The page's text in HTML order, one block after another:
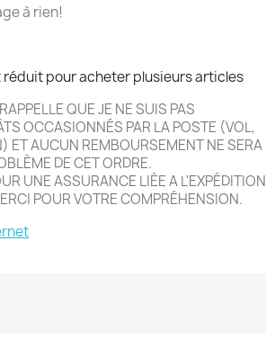
à rien!
pour acheter plusieurs articles
QUE JE NE SUIS PAS
OCCASIONNÉS PAR LA POSTE (VOL,
ET AUCUN REMBOURSEMENT NE SERA
DE CET ORDRE.
UNE ASSURANCE LIÉE A L'EXPÉDITION
POUR VOTRE COMPRÉHENSION.